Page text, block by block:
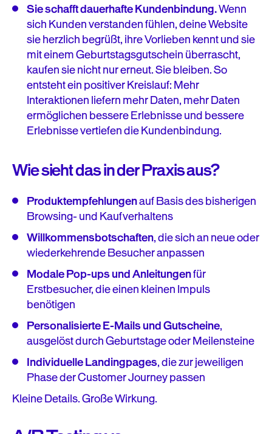
Sie schafft dauerhafte Kundenbindung.Wenn
sich Kunden verstanden fühlen, deine Website
sie herzlich begrüßt, ihre Vorlieben kennt und sie
mit einem Geburtstagsgutschein überrascht,
kaufen sie nicht nur erneut. Sie bleiben. So
entsteht ein positiver Kreislauf: Mehr
Interaktionen liefern mehr Daten, mehr Daten
ermöglichen bessere Erlebnisse und bessere
Erlebnisse vertiefen die Kundenbindung.
Wie sieht das in der Praxis aus?
Produktempfehlungenauf Basis des bisherigen
Browsing- und Kaufverhaltens
Willkommensbotschaften, die sich an neue oder
wiederkehrende Besucher anpassen
Modale Pop-ups und Anleitungenfür
Erstbesucher, die einen kleinen Impuls
benötigen
Personalisierte E-Mails und Gutscheine,
ausgelöst durch Geburtstage oder Meilensteine
Individuelle Landingpages, die zur jeweiligen
Phase der Customer Journey passen
Kleine Details. Große Wirkung.